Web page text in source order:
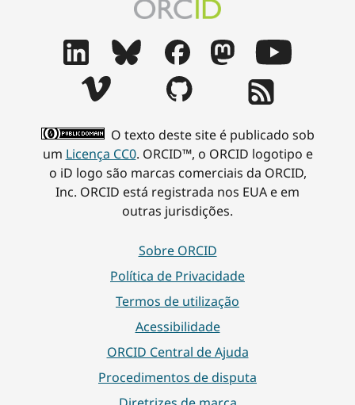
O texto deste site é publicado sob
um Licença CC0. ORCID™, o ORCID logotipo e
o iD logo são marcas comerciais da ORCID,
Inc. ORCID está registrada nos EUA e em
outras jurisdições.
Sobre ORCID
Política de Privacidade
Termos de utilização
Acessibilidade
ORCID Central de Ajuda
Procedimentos de disputa